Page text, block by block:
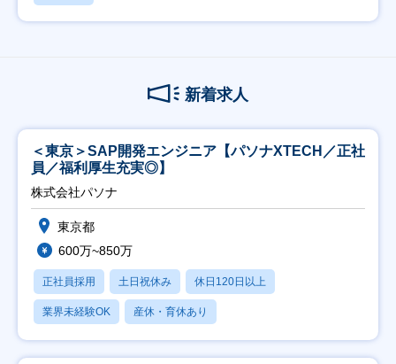
新着求人
＜東京＞SAP開発エンジニア【パソナXTECH／正社
員／福利厚生充実◎】
株式会社パソナ
東京都
600万~850万
正社員採用 土日祝休み 休日120日以上
業界未経験OK 産休・育休あり